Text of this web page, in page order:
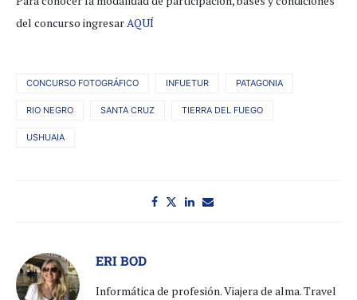
del concurso ingresarAQUÍ
CONCURSO FOTOGRÁFICO INFUETUR PATAGONIA
RIO NEGRO SANTA CRUZ TIERRA DEL FUEGO
USHUAIA
ERI BOD
Informática de profesión. Viajera de alma. Travel